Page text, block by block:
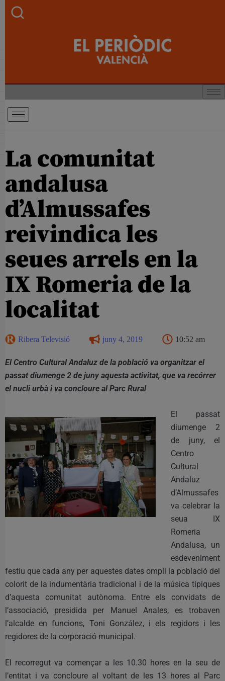
La comunitat
andalusa
d’Almussafes
reivindica les
seues arrels en la
IX Romeria de la
localitat
Ribera Televisió juny 4, 2019 10:52 am
El Centro Cultural Andaluz de la població va organitzar el
passat diumenge 2 de juny aquesta activitat, que va recórrer
el nucli urbà i va concloure al Parc Rural
El passat
diumenge 2
de juny, el
Centro
Cultural
Andaluz
d’Almussafes
va celebrar la
seua IX
Romeria
Andalusa, un
esdeveniment
festiu que cada any per aquestes dates ompli la població del
colorit de la indumentària tradicional i de la música típiques
d’aquesta comunitat autònoma. Entre els convidats de
l’associació, presidida per Manuel Anales, es trobaven
l’alcalde en funcions, Toni González, i els regidors i les
regidores de la corporació municipal.
El recorregut va començar a les 10.30 hores en la seu de
l’entitat i va concloure al voltant de les 13 hores al Parc